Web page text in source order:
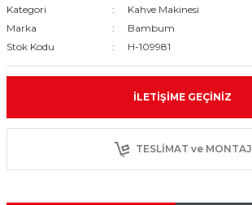
Kategori
Kahve Makinesi
Marka
Bambum
Stok Kodu
H-109981
İLETIŞIME GEÇINIZ
TESLİMAT ve MONTAJ